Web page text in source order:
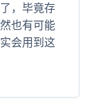
，毕竟存
也有可能
会用到这